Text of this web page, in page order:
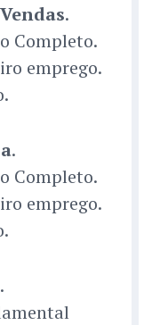
.
Completo.
emprego.
.
Completo.
emprego.
.